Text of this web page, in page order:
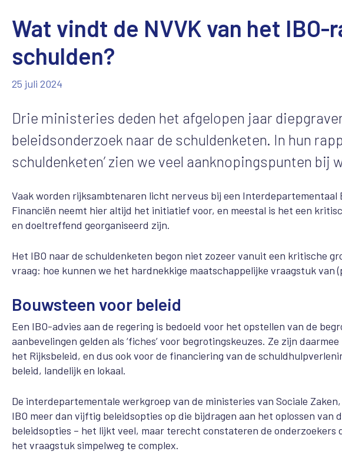
Wat vindt de NVVK van het
schulden?
25 juli 2024
Drie ministeries deden het afgelopen jaar
beleidsonderzoek naar de schuldenketen. In hun
schuldenketen’ zien we veel aanknopingspunten bij
Vaak worden rijksambtenaren licht nerveus bij een Interdepartementaal
Financiën neemt hier altijd het initiatief voor, en meestal is het een
en doeltreffend georganiseerd zijn.
Het IBO naar de schuldenketen begon niet zozeer vanuit een kritische
vraag: hoe kunnen we het hardnekkige maatschappelijke vraagstuk
Bouwsteen voor beleid
Een IBO-advies aan de regering is bedoeld voor het opstellen van de
aanbevelingen gelden als ‘fiches’ voor begrotingskeuzes. Ze zijn
het Rijksbeleid, en dus ook voor de financiering van de
beleid, landelijk en lokaal.
De interdepartementale werkgroep van de ministeries van Sociale
IBO meer dan vijftig beleidsopties op die bijdragen aan het oplossen
beleidsopties – het lijkt veel, maar terecht constateren de onderzoekers
het vraagstuk simpelweg te complex.